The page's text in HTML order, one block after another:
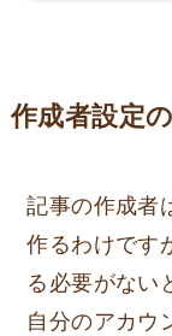
作成者設定
記事の作成者
作るわけです
る必要がない
自分のアカウ